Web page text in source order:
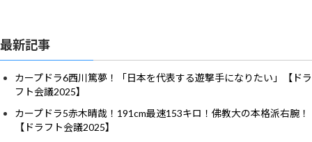
最新記事
カープドラ6西川篤夢！「日本を代表する遊撃手になりたい」【ドラ
フト会議2025】
カープドラ5赤木晴哉！191cm最速153キロ！佛教大の本格派右腕！
【ドラフト会議2025】